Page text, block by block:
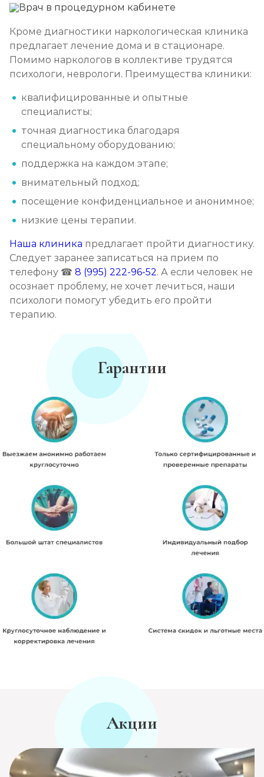
Кроме диагностики наркологическая клиника
предлагает лечение дома и в стационаре.
Помимо наркологов в коллективе трудятся
психологи, неврологи. Преимущества клиники:
квалифицированные и опытные
специалисты;
точная диагностика благодаря
специальному оборудованию;
поддержка на каждом этапе;
внимательный подход;
посещение конфиденциальное и анонимное;
низкие цены терапии.
Наша клиника предлагает пройти диагностику.
Следует заранее записаться на прием по
телефону ☎ 8 (995) 222-96-52. А если человек не
осознает проблему, не хочет лечиться, наши
психологи помогут убедить его пройти
терапию.
Гарантии
Акции